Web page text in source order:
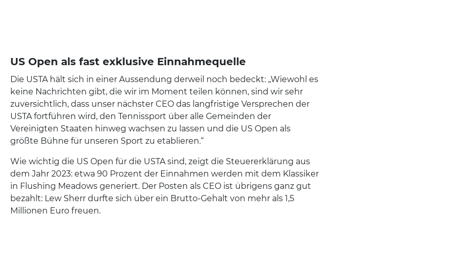
US Open als fast exklusive Einnahmequelle
Die USTA hält sich in einer Aussendung derweil noch bedeckt: „Wiewohl es
keine Nachrichten gibt, die wir im Moment teilen können, sind wir sehr
zuversichtlich, dass unser nächster CEO das langfristige Versprechen der
USTA fortführen wird, den Tennissport über alle Gemeinden der
Vereinigten Staaten hinweg wachsen zu lassen und die US Open als
größte Bühne für unseren Sport zu etablieren.“
Wie wichtig die US Open für die USTA sind, zeigt die Steuererklärung aus
dem Jahr 2023: etwa 90 Prozent der Einnahmen werden mit dem Klassiker
in Flushing Meadows generiert. Der Posten als CEO ist übrigens ganz gut
bezahlt: Lew Sherr durfte sich über ein Brutto-Gehalt von mehr als 1,5
Millionen Euro freuen.